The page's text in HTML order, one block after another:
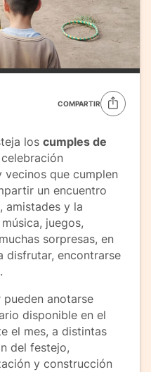
COMPARTIR
los cumples de
vecinos que cumplen
un encuentro
amistades y la
juegos,
sorpresas, en
disfrutar, encontrarse
anotarse
disponible en el
el mes, a distintas
del festejo,
y construcción